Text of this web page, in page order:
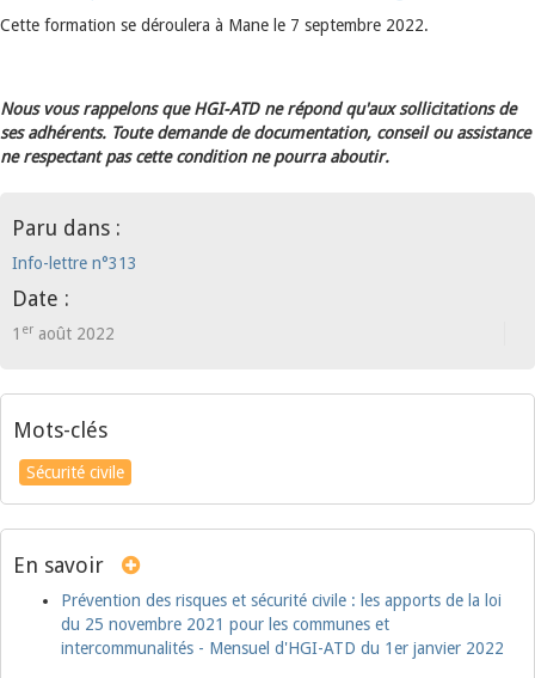
Cette formation se déroulera à Mane le 7 septembre 2022.
Nous vous rappelons que HGI-ATD ne répond qu'aux sollicitations de
ses adhérents. Toute demande de documentation, conseil ou assistance
ne respectant pas cette condition ne pourra aboutir.
Paru dans :
Info-lettre n°313
Date :
1 er août 2022
Mots-clés
Sécurité civile
En savoir
Prévention des risques et sécurité civile : les apports de la loi
du 25 novembre 2021 pour les communes et
intercommunalités - Mensuel d'HGI-ATD du 1er janvier 2022